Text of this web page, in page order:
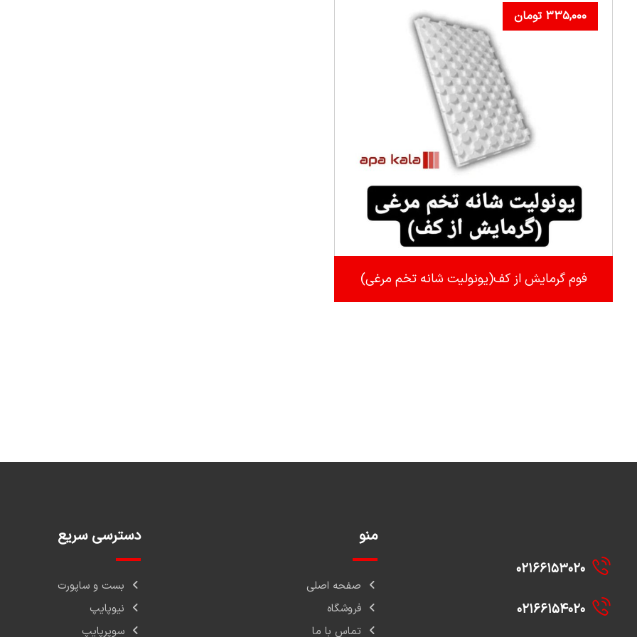
فوم گرمایش از کف(یونولیت شانه تخم مرغی)
۳۳۵,۰۰۰ تومان
۰۲۱۶۶۱۵۳۰۲۰
۰۲۱۶۶۱۵۴۰۲۰
منو
صفحه اصلی
فروشگاه
تماس با ما
دسترسی سریع
بست و ساپورت
نیوپایپ
سوپرپایپ